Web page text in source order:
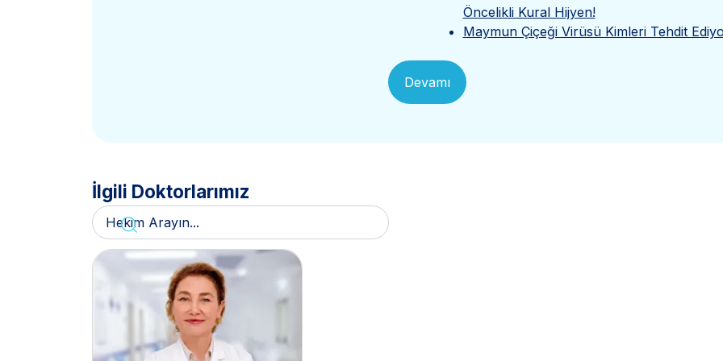
Öncelikli Kural Hijyen!
Maymun Çiçeği Virüsü Kimleri Tehdit
Devamı
İlgili Doktorlarımız